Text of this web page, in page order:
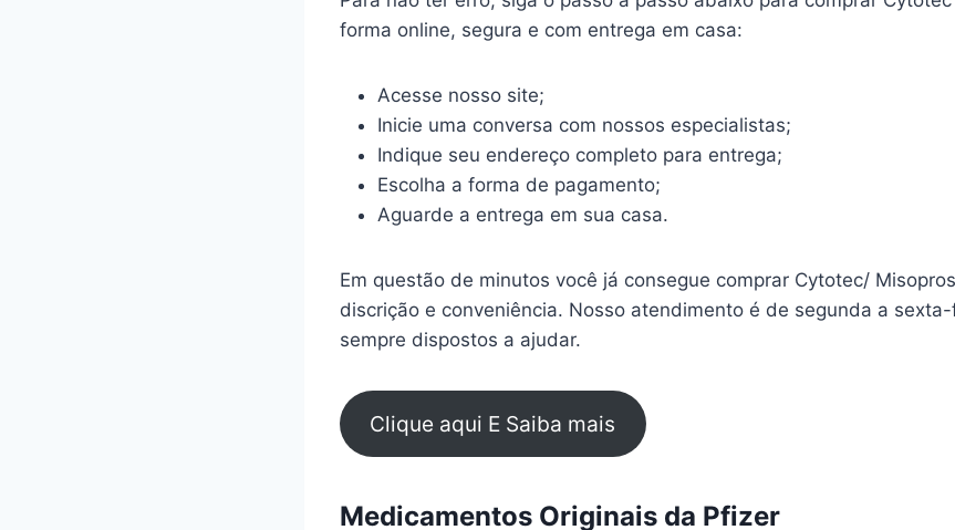
forma online, segura e com entrega em casa:
Acesse nosso site;
Inicie uma conversa com nossos especialistas;
Indique seu endereço completo para entrega;
Escolha a forma de pagamento;
Aguarde a entrega em sua casa.
Em questão de minutos você já consegue comprar Cytotec/
discrição e conveniência. Nosso atendimento é de segunda a
sempre dispostos a ajudar.
Clique aqui E Saiba mais
Medicamentos Originais da Pfizer